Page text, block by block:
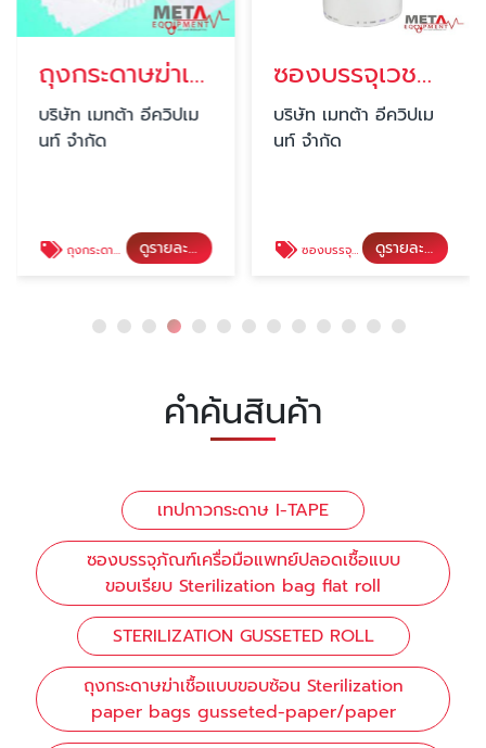
ถุงกระดาษฆ่าเชื้อแบบขอบซ้อน Sterilization paper bags gusseted-paper/paper
บริษัท เมทต้า อีควิปเม
นท์ จำกัด
ถุงกระดาษฆ่าเชื้อแบบขอบซ้อน Sterilization paper bags gusseted-paper/paper ดูรายละเอียด
ซองบรรจุเวชภัณฑ์ปลอดเชื้อ TYVEK STERILZATION FLAT REEL
บริษัท เมทต้า อีควิปเม
นท์ จำกัด
ซองบรรจุเวชภัณฑ์ปลอดเชื้อ TYVEK STERILZATION FLAT REEL ดูรายละเอียด
คำค้นสินค้า
เทปกาวกระดาษ I-TAPE
ซองบรรจุภัณฑ์เครื่อมือแพทย์ปลอดเชื้อแบบ
ขอบเรียบ Sterilization bag flat roll
STERILIZATION GUSSETED ROLL
ถุงกระดาษฆ่าเชื้อแบบขอบซ้อน Sterilization
paper bags gusseted-paper/paper